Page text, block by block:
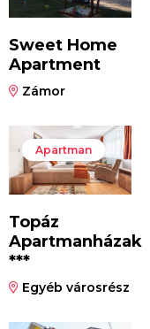
Sweet Home
Apartment
Zámor
Apartman
Topáz
Apartmanházak
***
Egyéb városrész